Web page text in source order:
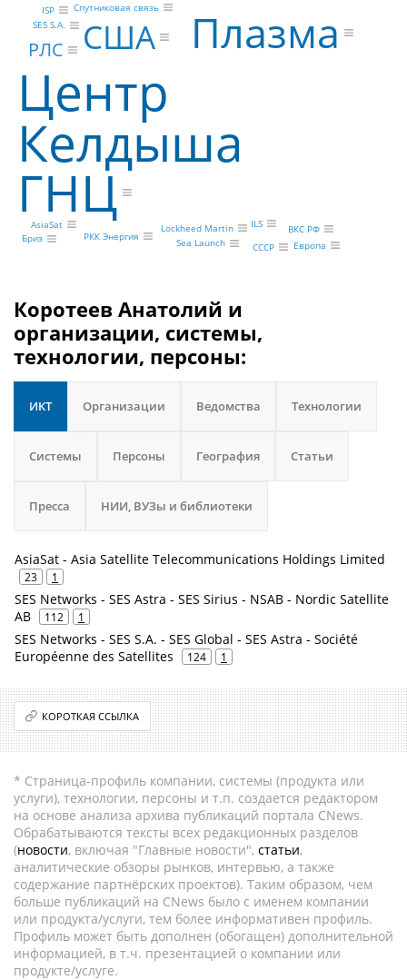
Центр
Келдыша
ГНЦ
Плазма
США
РЛС
AsiaSat
SES S.A.
РКК Энергия
Lockheed Martin ILS ВКС РФ
Спутниковая связь
ISP
Бриз Sea Launch СССР Европа
Коротеев Анатолий и
организации, системы,
технологии, персоны:
ИКТ Организации Ведомства Технологии
Системы Персоны География Статьи
Пресса НИИ, ВУЗы и библиотеки
AsiaSat - Asia Satellite Telecommunications Holdings Limited
23 1
SES Networks - SES Astra - SES Sirius - NSAB - Nordic Satellite
AB
112 1
SES Networks - SES S.A. - SES Global - SES Astra - Société
Européenne des Satellites
124 1
КОРОТКАЯ ССЫЛКА
* Страница-профиль компании, системы (продукта или
услуги), технологии, персоны и т.п. создается редактором
на основе анализа архива публикаций портала CNews.
Обрабатываются тексты всех редакционных разделов
(новости, включая "Главные новости", статьи,
аналитические обзоры рынков, интервью, а также
содержание партнёрских проектов). Таким образом, чем
больше публикаций на CNews было с именем компании
или продукта/услуги, тем более информативен профиль.
Профиль может быть дополнен (обогащен) дополнительной
информацией, в т.ч. презентацией о компании или
продукте/услуге.